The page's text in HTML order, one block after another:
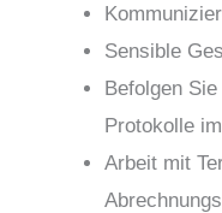
Sensible
Befolgen
Protokolle
Arbeit mit